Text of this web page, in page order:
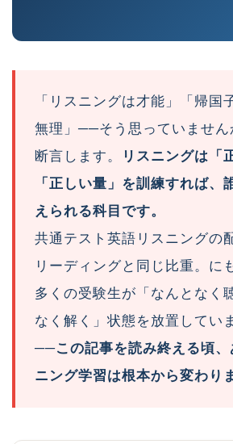
「リスニングは才能」「帰国
無理」──そう思っていません
断言します。
リスニングは「
「正しい量」を訓練すれば、
えられる科目です。
共通テスト英語リスニングの
リーディングと同じ比重。に
多くの受験生が「なんとなく
なく解く」状態を放置してい
──この記事を読み終える頃、
ニング学習は根本から変わり